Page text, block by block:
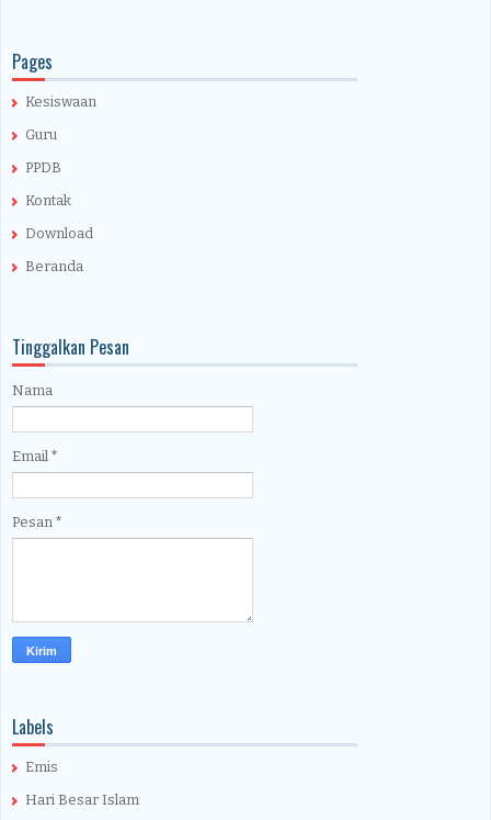
Pages
Kesiswaan
Guru
PPDB
Kontak
Download
Beranda
Tinggalkan Pesan
Nama
Email *
Pesan *
Labels
Emis
Hari Besar Islam